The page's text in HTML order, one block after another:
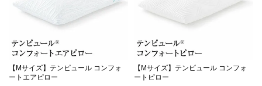
【Mサイズ】 テンピュール コンフォ
ートエアピロー
【Mサイズ】 テンピュール コンフォ
ートピロー